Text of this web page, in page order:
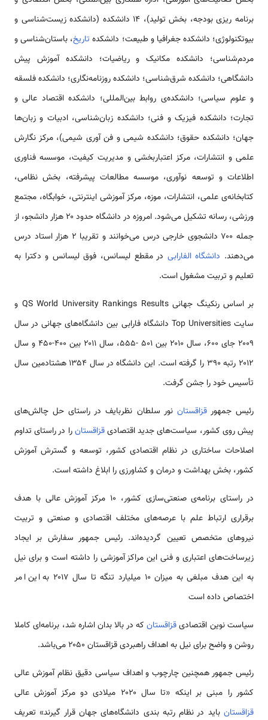
برنامه ریزی بودجه، بخش تولید)، ۱۴ دانشکده (دانشکده زیست‌شناسی و
بیوتکنولوژی؛ دانشکده جغرافیا و طبیعت؛ دانشکده تاریخ، باستان‌شناسی و
مردم‌شناسی؛ دانشکده مکانیک و ریاضیات؛ دانشکده آموزش پیش
دانشگاهی؛ دانشکده شرق‌شناسی؛ دانشکده روزنامه‌نگاری؛ دانشکده فلسقه
و علوم سیاسی؛ دانشکده‌ی روابط بین‌المللی؛ دانشکده اقتصاد عالی و
تجارت؛ دانشکده فیزیک و فنی؛ دانشکده زبان‌شناسی، ادبیات و زبان‌ها
جهان؛ دانشکده حقوق؛ دانشکده شیمی و فن آوری شیمی)، مرکز نگارش
علمی و انتشارات، مرکز اعتباربخشی و مدیریت کیفیت، موسسه فناوری
اطلاعات و توسعه نوآوری، موسسه مطالعات پیشرفته، بخش نظامی،
کتابخانه‌ی علمی، انتشارات، موزه، مرکز آموزشی اینترنتی، خوابگاه، مجتمع
ورزشی، رسانه تشکیل می‌شود. امروزه در دانشگاه حدود ۲۰ هزار دانشجو، از
جمله ۷۰۰ دانشجوی خارجی درس می‌خوانند و تقریبا ۲ هزار استاد درس
می‌دهند. دانشگاه الفارابی در مقطع لیسانس، فوق لیسانس و دکترا به
تعلیم و تربیت مشغول است.
بر اساس رنکینگ جهانی QS World University Rankings Results و
سایت Top Universities دانشگاه فارابی بین دانشگاه‌های جهانی در سال
۲۰۰۹ جای ۶۰۰، سال ۲۰۱۰ بین ۵۰۱ -۵۵۵، سال ۲۰۱۱ بین ۴۰۰-۴۵۰ و سال
۲۰۱۲ رتبه ۳۹۰ را گرفته است. این دانشگاه در سال ۱۳۵۴ هشتادمین سال
تأسیس خود را جشن گرفت.
رئیس جمهورقزاقستان نور سلطان نظربایف در راستای حل چالش‌های
پیش روی کشور، سیاست‌های جدید اقتصادیقزاقستانرا در راستای تداوم
اصلاحات ساختاری در نظام اقتصادی کشور، توسعه و گسترش آموزش
کشور، بخش بهداشت و درمان و کشاورزی را ابلاغ داشته است.
در راستای برنامه‌ی صنعتی‌سازی کشور، ۱۰ مرکز آموزش عالی با هدف
برقراری ارتباط علم با عرصه‌های مختلف اقتصادی و صنعتی و تربیت
نیروهای متخصص تعیین گردیده‌اند. رئیس جمهور سفارش بر ایجاد
زیرساخت‌های اعتباری و فنی این مراکز آموزشی را داشته است و برای نیل
به این هدف مبلغی به میزان ۱۰ میلیارد تنگه تا سال ۲۰۱۷ به این امر
اختصاص داده است
سیاست نوین اقتصادیقزاقستانکه در بالا بدان اشاره شد، برنامه‌ای کاملا
روشن و واضح برای نیل به اهداف راهبردی قزاقستان ۲۰۵۰ می‌باشد.
رئیس جمهور همچنین چارچوب و اهداف سیاسی دقیق نظام آموزش عالی
کشور را مبنی بر اینکه «تا سال ۲۰۲۰ میلادی دو مرکز آموزش عالی
قزاقستان باید در نظام رتبه بندی دانشگاه‌های جهان قرار گیرند» تعریف